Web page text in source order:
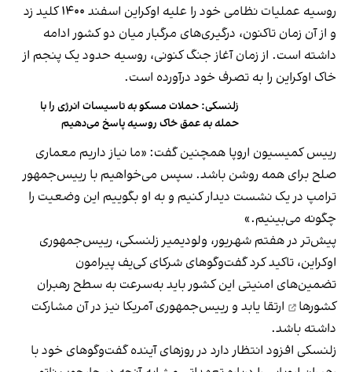
روسیه عملیات نظامی خود را علیه اوکراین اسفند ۱۴۰۰ کلید زد
و از آن زمان تاکنون، درگیری‌های مرگبار میان دو کشور ادامه
داشته است. از زمان آغاز جنگ کنونی، روسیه حدود یک پنجم از
خاک اوکراین را به تصرف خود درآورده است.
زلنسکی: حملات مسکو به تاسیسات انرژی را با
حمله به عمق خاک روسیه پاسخ می‌دهیم
رییس کمیسیون اروپا همچنین گفت: «ما نیاز داریم معماری
صلح برای همه روشن باشد. سپس می‌خواهیم با رییس‌جمهور
ترامپ در یک نشست دیدار کنیم و به او بگوییم این وضعیت را
چگونه می‌بینیم.»
پیش‌تر در هفتم شهریور، ولودیمیر زلنسکی، رییس‌جمهوری
اوکراین، تاکید کرد گفت‌وگوهای شرکای کی‌یف پیرامون
تضمین‌های امنیتی این کشور باید به‌سرعت به سطح رهبران
کشورها
ارتقا یابد و رییس‌جمهوری آمریکا نیز در آن مشارکت
داشته باشد.
زلنسکی افزود انتظار دارد در روزهای آینده گفت‌وگوهای خود با